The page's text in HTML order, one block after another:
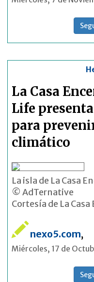
La Casa
Life
para
climático
La isla de La Casa
© AdTernative
Cortesía de La
nexo5.com,
Miércoles, 17 de